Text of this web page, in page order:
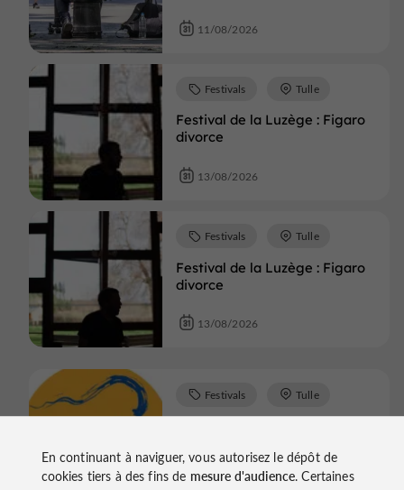
11/08/2026
Festival de la Luzège : Figaro
divorce
Festivals Tulle
13/08/2026
Festival de la Luzège : Figaro
divorce
Festivals Tulle
13/08/2026
Festivals Tulle
13/08/2026
En continuant à naviguer, vous autorisez le dépôt de
cookies tiers à des fins de mesure d'audience. Certaines